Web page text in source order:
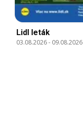
Lidl leták
03.08.2026- 09.08.2026